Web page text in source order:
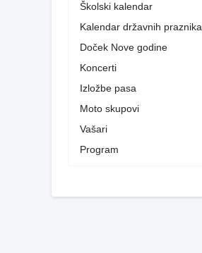
Školski kalendar
Kalendar državnih praznika
Doček Nove godine
Koncerti
Izložbe pasa
Moto skupovi
Vašari
Program